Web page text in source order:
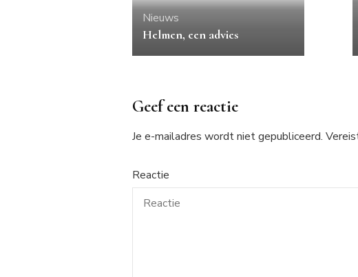
Nieuws
Helmen, een advies
Geef een reactie
Je e-mailadres wordt niet gepubliceerd.
Reactie